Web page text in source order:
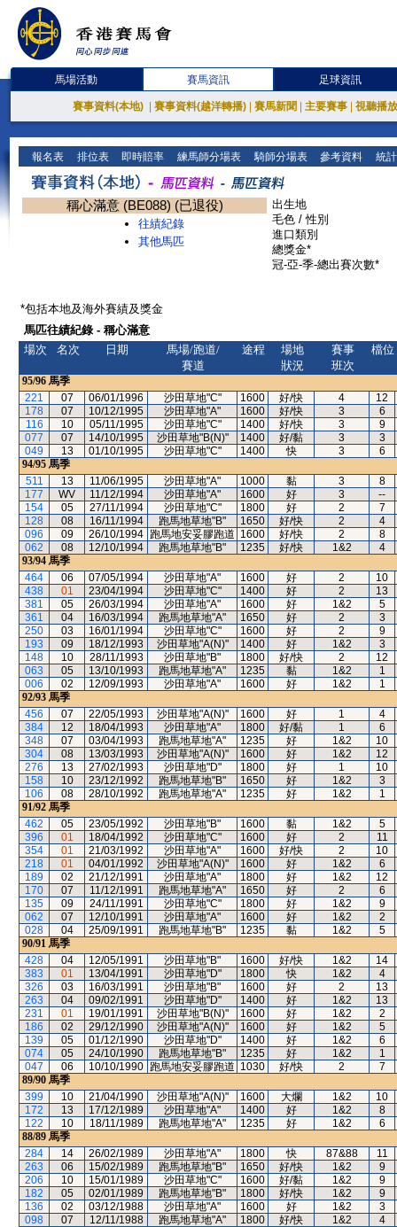
馬場活動 賽馬資訊 足球資訊
賽事資料(本地) 賽事資料(越洋轉播) 賽馬新聞 主要賽事 視聽播
報名表 排位表 即時賠率 練馬師分場表 騎師分場表 參考資料 統
稱心滿意 (BE088) (已退役)
往績紀錄
其他馬匹
出生地
毛色 / 性別
進口類別
總獎金*
冠-亞-季-總出賽次數*
*包括本地及海外賽績及獎金
馬匹往績紀錄 - 稱心滿意
場次
名次 日期
馬場/跑道/
賽道
途程
場地
狀況
賽事
班次
檔位
95/96 馬季
221
07 06/01/1996 沙田草地"C" 1600 好/快 4
12
178
07 10/12/1995 沙田草地"A" 1600 好/快 3
6
116
10 05/11/1995 沙田草地"C" 1400 好/快 3
9
077
07 14/10/1995 沙田草地"B(N)" 1400 好/黏 3
3
049
13 01/10/1995 沙田草地"C" 1400 快 3
6
94/95 馬季
511
13 11/06/1995 沙田草地"A" 1000 黏 3
8
177
WV 11/12/1994 沙田草地"A" 1600 好 3
--
154
05 27/11/1994 沙田草地"C" 1800 好 2
7
128
08 16/11/1994 跑馬地草地"B" 1650 好/快 2
4
096
09 26/10/1994 跑馬地安妥膠跑道 1600 好/快 2
8
062
08 12/10/1994 跑馬地草地"B" 1235 好/快 1&2
4
93/94 馬季
464
06 07/05/1994 沙田草地"A" 1600 好 2
10
438
01 23/04/1994 沙田草地"C" 1400 好 2
13
381
05 26/03/1994 沙田草地"A" 1600 好 1&2
5
361
04 16/03/1994 跑馬地草地"A" 1650 好 2
3
250
03 16/01/1994 沙田草地"C" 1600 好 2
9
193
09 18/12/1993 沙田草地"A(N)" 1400 好 1&2
3
148
10 28/11/1993 沙田草地"B" 1800 好/快 2
12
063
05 13/10/1993 跑馬地草地"A" 1235 黏 1&2
1
006
02 12/09/1993 沙田草地"A" 1600 好 1&2
1
92/93 馬季
456
07 22/05/1993 沙田草地"A(N)" 1600 好 1
4
384
12 18/04/1993 沙田草地"A" 1800 好/黏 1
6
348
07 03/04/1993 跑馬地草地"A" 1235 好 1&2
10
304
08 13/03/1993 沙田草地"A(N)" 1600 好 1&2
12
276
13 27/02/1993 沙田草地"D" 1800 好 1
10
158
10 23/12/1992 跑馬地草地"B" 1650 好 1&2
3
106
08 28/10/1992 跑馬地草地"A" 1235 好 1&2
1
91/92 馬季
462
05 23/05/1992 沙田草地"B" 1600 黏 1&2
5
396
01 18/04/1992 沙田草地"C" 1600 好 2
11
354
01 21/03/1992 沙田草地"A" 1600 好/快 2
10
218
01 04/01/1992 沙田草地"A(N)" 1600 好 1&2
6
189
02 21/12/1991 沙田草地"A" 1800 好 1&2
12
170
07 11/12/1991 跑馬地草地"A" 1650 好 2
6
135
09 24/11/1991 沙田草地"C" 1800 好 1&2
9
062
07 12/10/1991 沙田草地"A" 1600 好 1&2
2
028
04 25/09/1991 跑馬地草地"B" 1235 黏 1&2
5
90/91 馬季
428
04 12/05/1991 沙田草地"B" 1600 好/快 1&2
14
383
01 13/04/1991 沙田草地"D" 1800 快 1&2
4
326
03 16/03/1991 沙田草地"B" 1600 好 2
13
263
04 09/02/1991 沙田草地"D" 1400 好 1&2
13
231
01 19/01/1991 沙田草地"B(N)" 1600 好 1&2
2
186
02 29/12/1990 沙田草地"A(N)" 1600 好 1&2
5
139
05 01/12/1990 沙田草地"D" 1400 好 1&2
6
074
05 24/10/1990 跑馬地草地"B" 1235 好 1&2
1
047
06 10/10/1990 跑馬地安妥膠跑道 1030 好/快 2
7
89/90 馬季
399
10 21/04/1990 沙田草地"A(N)" 1600 大爛 1&2
10
172
13 17/12/1989 沙田草地"A" 1400 好 1&2
8
122
10 18/11/1989 跑馬地草地"A" 1235 好 1&2
6
88/89 馬季
284
14 26/02/1989 沙田草地"A" 1800 快 87&88
11
263
06 15/02/1989 跑馬地草地"B" 1650 好/快 1&2
9
206
10 15/01/1989 沙田草地"C" 1600 好/黏 1&2
9
182
05 02/01/1989 跑馬地草地"B" 1800 好/快 1&2
9
136
02 03/12/1988 沙田草地"A" 1600 好 1&2
3
098
07 12/11/1988 跑馬地草地"A" 1800 好/快 1&2 4